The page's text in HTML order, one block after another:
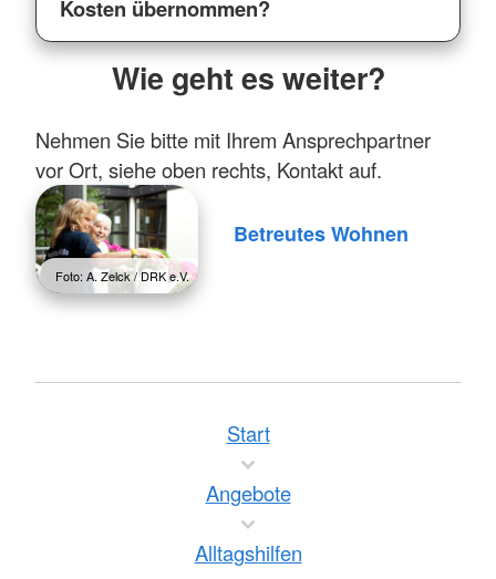
Kosten übernommen?
Wie geht es weiter?
Nehmen Sie bitte mit Ihrem Ansprechpartner
vor Ort, siehe oben rechts, Kontakt auf.
Foto: A. Zelck / DRK e.V.
Betreutes Wohnen
Start
Angebote
Alltagshilfen